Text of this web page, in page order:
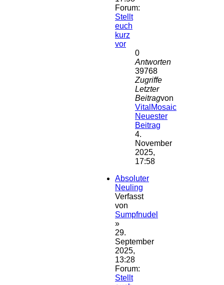
Forum:
Stellt
euch
kurz
vor
0
Antworten
39768
Zugriffe
Letzter
Beitragvon
VitalMosaic
Neuester
Beitrag
4.
November
2025,
17:58
Absoluter
Neuling
Verfasst
von
Sumpfnudel
»
29.
September
2025,
13:28
Forum:
Stellt